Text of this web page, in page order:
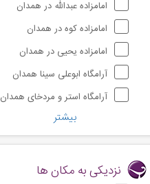
امامزاده عبدالله در همدان
امامزاده کوه در همدان
امامزاده یحیی در همدان
آرامگاه ابوعلی سینا همدان
آرامگاه استر و مردخای همدان
بیشتر
نزدیکی به مکان ها